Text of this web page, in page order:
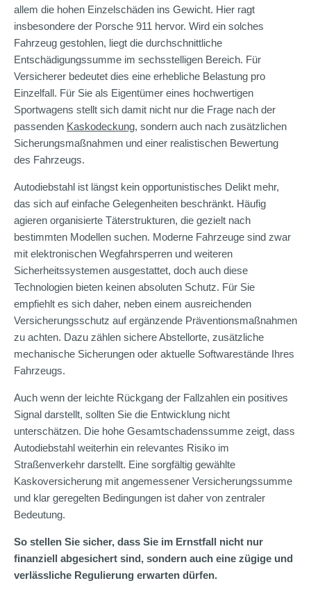
allem die hohen Einzelschäden ins Gewicht. Hier ragt
insbesondere der Porsche 911 hervor. Wird ein solches
Fahrzeug gestohlen, liegt die durchschnittliche
Entschädigungssumme im sechsstelligen Bereich. Für
Versicherer bedeutet dies eine erhebliche Belastung pro
Einzelfall. Für Sie als Eigentümer eines hochwertigen
Sportwagens stellt sich damit nicht nur die Frage nach der
passenden Kaskodeckung, sondern auch nach zusätzlichen
Sicherungsmaßnahmen und einer realistischen Bewertung
des Fahrzeugs.
Autodiebstahl ist längst kein opportunistisches Delikt mehr,
das sich auf einfache Gelegenheiten beschränkt. Häufig
agieren organisierte Täterstrukturen, die gezielt nach
bestimmten Modellen suchen. Moderne Fahrzeuge sind zwar
mit elektronischen Wegfahrsperren und weiteren
Sicherheitssystemen ausgestattet, doch auch diese
Technologien bieten keinen absoluten Schutz. Für Sie
empfiehlt es sich daher, neben einem ausreichenden
Versicherungsschutz auf ergänzende Präventionsmaßnahmen
zu achten. Dazu zählen sichere Abstellorte, zusätzliche
mechanische Sicherungen oder aktuelle Softwarestände Ihres
Fahrzeugs.
Auch wenn der leichte Rückgang der Fallzahlen ein positives
Signal darstellt, sollten Sie die Entwicklung nicht
unterschätzen. Die hohe Gesamtschadenssumme zeigt, dass
Autodiebstahl weiterhin ein relevantes Risiko im
Straßenverkehr darstellt. Eine sorgfältig gewählte
Kaskoversicherung mit angemessener Versicherungssumme
und klar geregelten Bedingungen ist daher von zentraler
Bedeutung.
So stellen Sie sicher, dass Sie im Ernstfall nicht nur
finanziell abgesichert sind, sondern auch eine zügige und
verlässliche Regulierung erwarten dürfen.